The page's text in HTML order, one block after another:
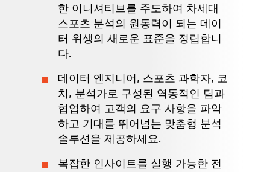
한 이니셔티브를 주도하여 차세대
스포츠 분석의 원동력이 되는 데이
터 위생의 새로운 표준을 정립합니
다.
데이터 엔지니어, 스포츠 과학자, 코
치, 분석가로 구성된 역동적인 팀과
협업하여 고객의 요구 사항을 파악
하고 기대를 뛰어넘는 맞춤형 분석
솔루션을 제공하세요.
복잡한 인사이트를 실행 가능한 전